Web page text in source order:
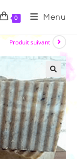
0 Menu
Produit suivant
🔍